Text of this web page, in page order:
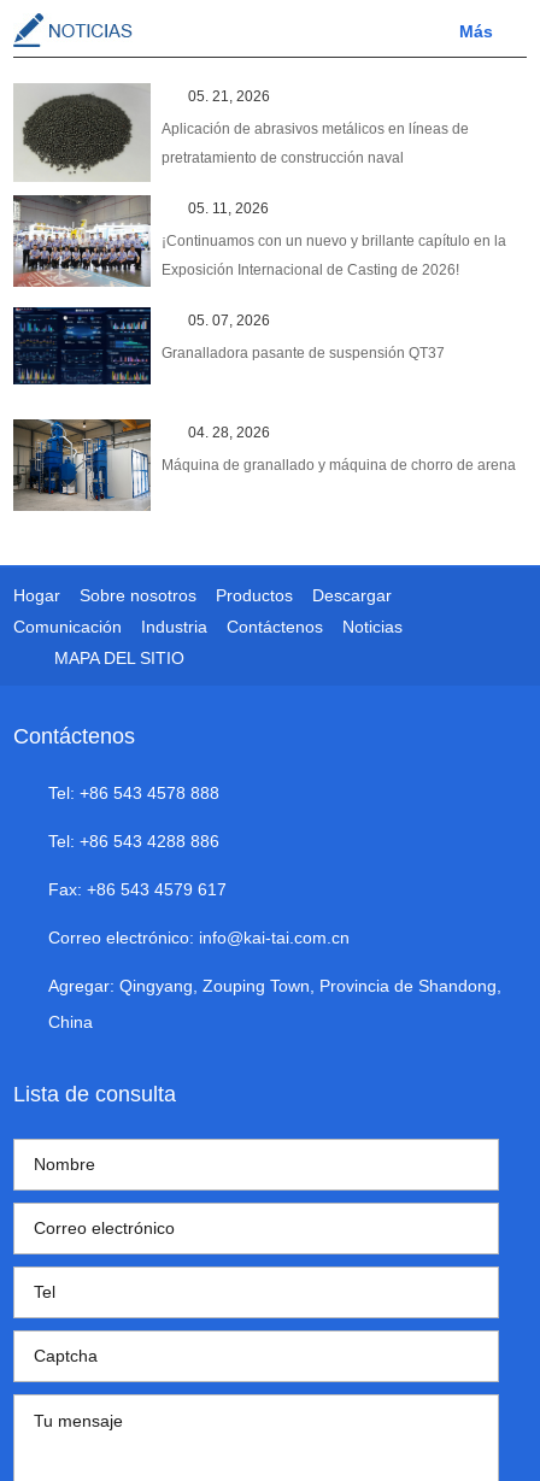
Más
05. 21, 2026
Aplicación de abrasivos metálicos en líneas de
pretratamiento de construcción naval
05. 11, 2026
¡Continuamos con un nuevo y brillante capítulo en la
Exposición Internacional de Casting de 2026!
05. 07, 2026
Granalladora pasante de suspensión QT37
04. 28, 2026
Máquina de granallado y máquina de chorro de arena
Hogar Sobre nosotros Productos
Descargar
Comunicación
Industria Contáctenos
Noticias
MAPA DEL SITIO
Contáctenos
Tel: +86 543 4578 888
Tel: +86 543 4288 886
Fax: +86 543 4579 617
Correo electrónico: info@kai-tai.com.cn
Agregar: Qingyang, Zouping Town, Provincia de Shandong,
China
Lista de consulta